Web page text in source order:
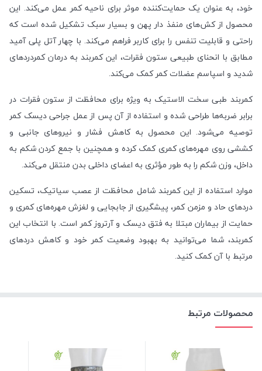
خود، به عنوان یک حمایت‌کننده موثر برای ناحیه کمر عمل می‌کند. این
محصول از کش‌های منفذ دار پهن و بسیار سبک تشکیل شده است که
راحتی و قابلیت تنفس را برای کاربر فراهم می‌کند. با چهار آتل پلی آمید
مطابق با انحنای طبیعی ستون فقرات، این کمربند به درمان کمردردهای
شدید و اسپاسم عضلات کمر کمک می‌کند.
کمربند طبی سخت الاستیک به ویژه برای محافظت از ستون فقرات در
برابر ضربه‌ها طراحی شده و استفاده از آن پس از عمل جراحی دیسک کمر
توصیه می‌شود. این محصول به کاهش فشار و نیروهای جانبی و
کششی روی مهره‌های کمری کمک کرده و همچنین با جمع کردن شکم به
داخل، وزن شکم را به طور مؤثری به اعضای داخلی بدن منتقل می‌کند.
موارد استفاده از این کمربند شامل محافظت از عصب سیاتیک، تسکین
دردهای حاد و مزمن کمر، پیشگیری از جابجایی و لغزش مهره‌های کمری و
حمایت از بیماران مبتلا به فتق دیسک و آرتروز کمر است. با انتخاب این
کمربند، شما می‌توانید به بهبود وضعیت کمر خود و کاهش دردهای
مرتبط با آن کمک کنید.
محصولات مرتبط